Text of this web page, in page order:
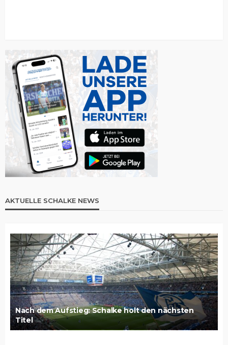
AKTUELLE SCHALKE NEWS
Nach dem Aufstieg: Schalke holt den nächsten
Titel